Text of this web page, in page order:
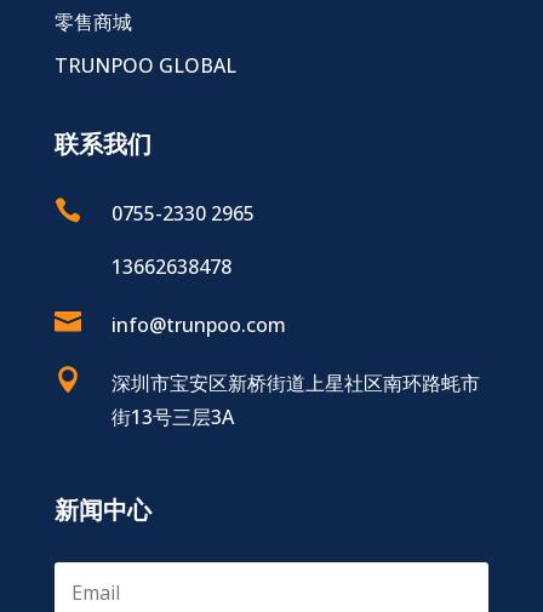
零售商城
TRUNPOO GLOBAL
联系我们

0755-2330 2965
13662638478
 info@trunpoo.com

深圳市宝安区新桥街道上星社区南环路蚝市
街13号三层3A
新闻中心